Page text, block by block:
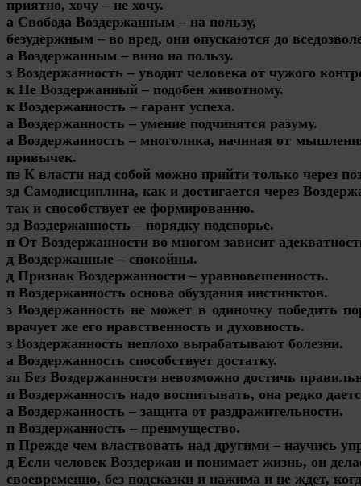
приятно, хочу – не хочу.
а Свобода Воздержанным – на пользу,
безудержным – во вред, они опускаются до
а Воздержанным – вино на пользу.
з Воздержанность – уводит человека от чужого
к Не Воздержанный – подобен животному.
к Воздержанность – гарант успеха.
а Воздержанность – умение подчинятся разуму.
а Воздержанность – многолика, начиная от
привычек.
пз К власти над собой можно прийти только через
зд Самодисциплина, как и достигается через
так и способствует ее формированию.
зд Воздержанность – порядку подспорье.
п От Воздержанности во многом зависит
д Воздержанные – спокойны.
д Признак Воздержанности – уравновешенность.
п Воздержанность основа обуздания инстинктов.
з Воздержанность не может в одиночку победить
врачует же его нравственность и духовность.
з Воздержанность неплохо вырабатывают болезни.
а Воздержанность способствует достатку.
зп Без Воздержанности невозможно достичь
п Воздержанность надо воспитывать, она редко
а Воздержанность – защита от раздражительности.
п Воздержанность – преимущество.
п Прежде чем властвовать над другими – научись
д Если человек Воздержан и понимает жизнь, он
своевременно, без подсказки и нажима и не ждет,